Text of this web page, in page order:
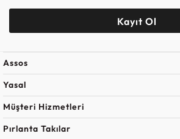
Kayıt Ol
Assos
Yasal
Müşteri Hizmetleri
Pırlanta Takılar